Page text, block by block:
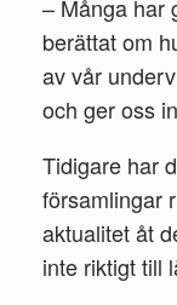
– Många har
berättat om
av vår
och ger oss
Tidigare har
församlingar
aktualitet åt
inte riktigt till